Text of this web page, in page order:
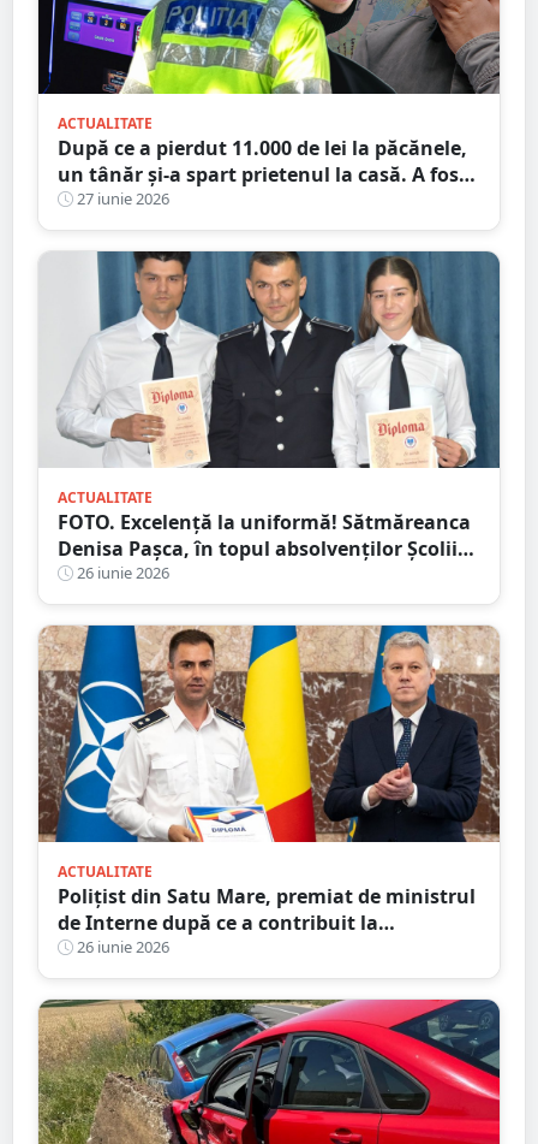
ACTUALITATE
După ce a pierdut 11.000 de lei la păcănele,
un tânăr și-a spart prietenul la casă. A fost
condamnat, dar a plecat acasă
27 iunie 2026
ACTUALITATE
FOTO. Excelență la uniformă! Sătmăreanca
Denisa Pașca, în topul absolvenților Școlii
de Agenți de Poliție
26 iunie 2026
ACTUALITATE
Polițist din Satu Mare, premiat de ministrul
de Interne după ce a contribuit la
destructurarea unei rețele de contrabandă
26 iunie 2026